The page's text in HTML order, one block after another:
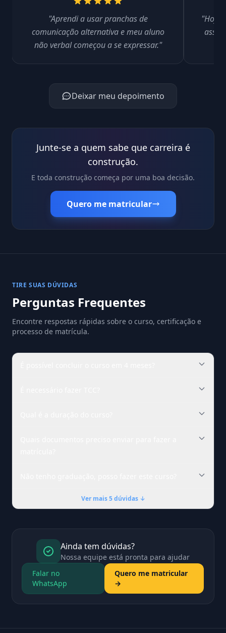
"Aprendi a usar pranchas de
comunicação alternativa e meu aluno
não verbal começou a se expressar."
"Hoje
Deixar meu depoimento
Junte-se a quem sabe que carreira é
construção.
E toda construção começa por uma boa decisão.
Quero me matricular
TIRE SUAS DÚVIDAS
Perguntas Frequentes
Encontre respostas rápidas sobre o curso, certificação e
processo de matrícula.
Ver mais 5 dúvidas ↓
Ainda tem dúvidas?
Nossa equipe está pronta para ajudar
Falar no
WhatsApp
Quero me matricular
→